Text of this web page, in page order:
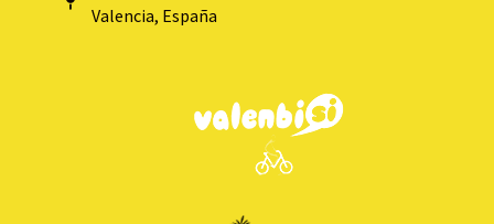
Valencia, España